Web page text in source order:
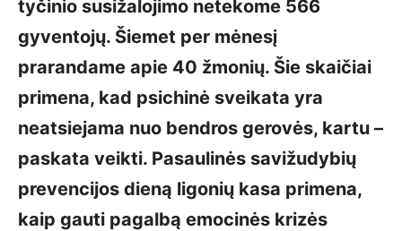
tyčinio susižalojimo netekome 566
gyventojų. Šiemet per mėnesį
prarandame apie 40 žmonių. Šie skaičiai
primena, kad psichinė sveikata yra
neatsiejama nuo bendros gerovės, kartu –
paskata veikti. Pasaulinės savižudybių
prevencijos dieną ligonių kasa primena,
kaip gauti pagalbą emocinės krizės